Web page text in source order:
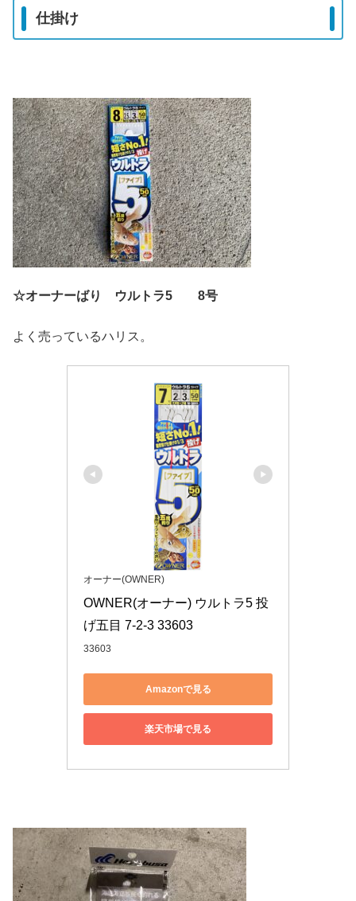
仕掛け
☆オーナーばり ウルトラ5 8号
よく売っているハリス。
オーナー(OWNER)
OWNER(オーナー) ウルトラ5 投
げ五目 7-2-3 33603
33603
Amazonで見る
楽天市場で見る